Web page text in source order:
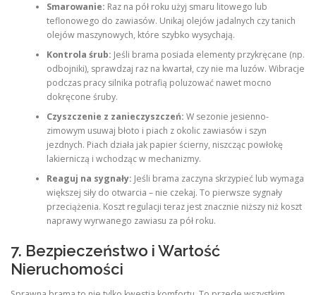
Smarowanie: Raz na pół roku użyj smaru litowego lub
teflonowego do zawiasów. Unikaj olejów jadalnych czy tanich
olejów maszynowych, które szybko wysychają.
Kontrola śrub: Jeśli brama posiada elementy przykręcane (np.
odbojniki), sprawdzaj raz na kwartał, czy nie ma luzów. Wibracje
podczas pracy silnika potrafią poluzować nawet mocno
dokręcone śruby.
Czyszczenie z zanieczyszczeń: W sezonie jesienno-
zimowym usuwaj błoto i piach z okolic zawiasów i szyn
jezdnych. Piach działa jak papier ścierny, niszcząc powłokę
lakierniczą i wchodząc w mechanizmy.
Reaguj na sygnały: Jeśli brama zaczyna skrzypieć lub wymaga
większej siły do otwarcia – nie czekaj. To pierwsze sygnały
przeciążenia. Koszt regulacji teraz jest znacznie niższy niż koszt
naprawy wyrwanego zawiasu za pół roku.
7. Bezpieczeństwo i Wartość
Nieruchomości